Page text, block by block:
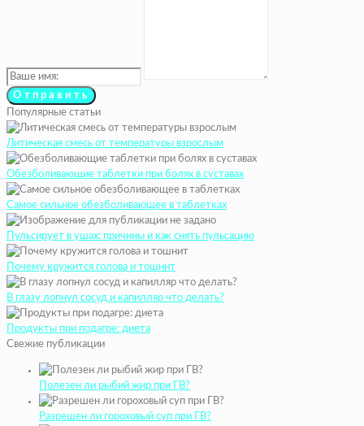
Популярные статьи
Литическая смесь от температуры взрослым
Обезболивающие таблетки при болях в суставах
Самое сильное обезболивающее в таблетках
Пульсирует в ушах: причины и как снять пульсацию
Почему кружится голова и тошнит
В глазу лопнул сосуд и капилляр что делать?
Продукты при подагре: диета
Свежие публикации
Полезен ли рыбий жир при ГВ?
Разрешен ли гороховый суп при ГВ?